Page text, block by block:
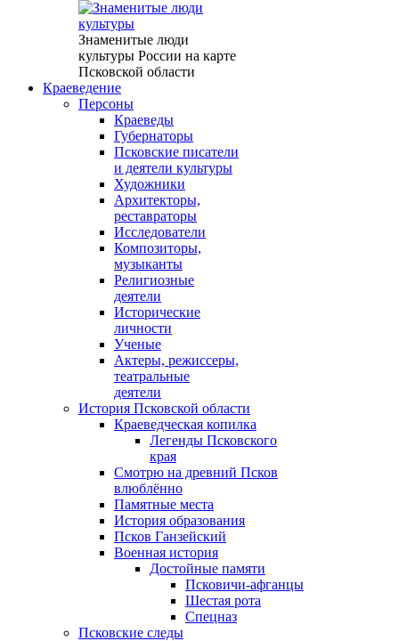
Знаменитые люди
культуры России на карте
Псковской области
Краеведение
Персоны
Краеведы
Губернаторы
Псковские писатели
и деятели культуры
Художники
Архитекторы,
реставраторы
Исследователи
Композиторы,
музыканты
Религиозные
деятели
Исторические
личности
Ученые
Актеры, режиссеры,
театральные
деятели
История Псковской области
Краеведческая копилка
Легенды Псковского
края
Смотрю на древний Псков
влюблённо
Памятные места
История образования
Псков Ганзейский
Военная история
Достойные памяти
Псковичи-афганцы
Шестая рота
Спецназ
Псковские следы